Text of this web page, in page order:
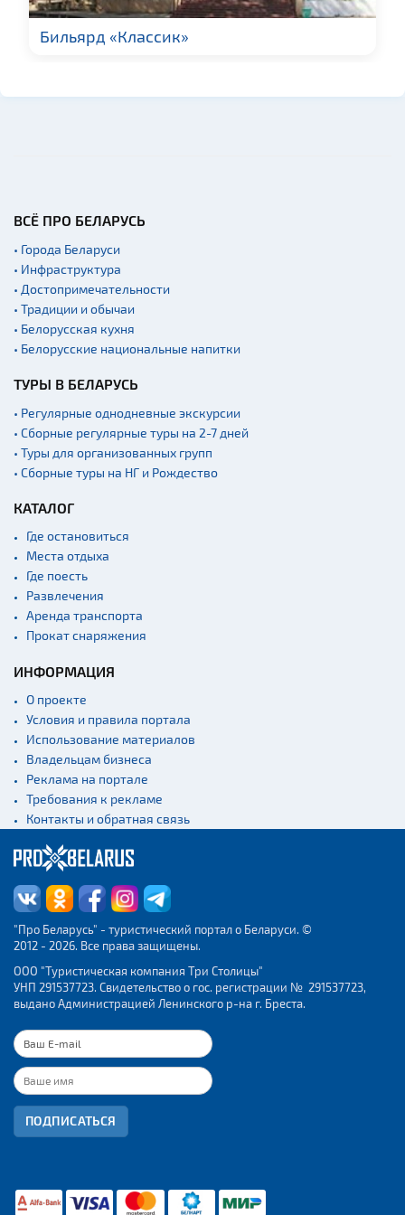
Квесты
заказники
Концертные залы
Аэропорты
Железнодорожные
вокзалы
Речной транспорт и
причалы
Бильярд «Классик»
ВСЁ ПРО БЕЛАРУСЬ
• Города Беларуси
• Инфраструктура
• Достопримечательности
• Традиции и обычаи
• Белорусская кухня
• Белорусские национальные напитки
ТУРЫ В БЕЛАРУСЬ
• Регулярные однодневные экскурсии
• Сборные регулярные туры на 2-7 дней
• Туры для организованных групп
• Сборные туры на НГ и Рождество
КАТАЛОГ
Где остановиться
Места отдыха
Где поесть
Развлечения
Аренда транспорта
Прокат снаряжения
ИНФОРМАЦИЯ
О проекте
Условия и правила портала
Использование материалов
Владельцам бизнеса
Реклама на портале
Требования к рекламе
Контакты и обратная связь
"Про Беларусь" - туристический портал о Беларуси. ©
2012 - 2026. Все права защищены.
ООО "Туристическая компания Три Столицы"
УНП 291537723. Свидетельство о гос. регистрации № 291537723,
выдано Администрацией Ленинского р-на г. Бреста.
ПОДПИСАТЬСЯ